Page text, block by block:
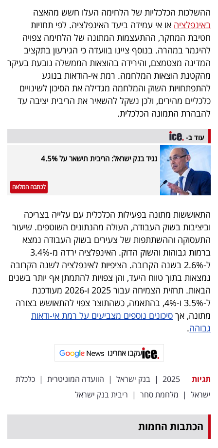
UNDER
40
שיתופי
פעולה
ניוזלטרים
מייל
אדום
פרסמו
באייס
עקבו
אחרינו:
ההשלכות הכלכליות של הלחימה העלו חשש מהאצה
באינפלציה או אי עמידה ביעד האינפלציה. לפי תחזיות
חטיבת המחקר, ההתעצמות המתונה של הלחימה צפויה
להיגמר במהרה. בנוסף ציינו בוועדה כי הגירעון בתקציב
המדינה מצטמצם, והירידה בהוצאות הממשלה נובעת בעיקר
מהקטנת הוצאות המלחמה. רמת אי-הודאות בנוגע
להתפתחויות השוק והמלחמה מגדילה את הסיכון לשינויים
כלכליים מהירים, ולכן נשקל להשאיר את הריבית יציבה עד
להבהרת התמונה הכלכלית.
עוד ב-
נגיד בנק ישראל: הריבית תישאר על 4.5%
לכתבה המלאה
התאוששות מתונה בפעילות הכלכלית עם עלייה בצריכה
וביציבות בשוק העבודה, העולה מהנתונים השוטפים. שיעור
התעסוקה וההשתתפות של צעירים בשוק העבודה נמצא
ברמות גבוהות והשוק הדוק. האינפלציה ירדה מ-3.4%
ל-2.6% בשנה הקרובה. הציפיות לאינפלציה לשנה הקרובה
נמצאות בתוך טווח היעד, והן צפויות להתמתן אף יותר בשנים
הבאות. תחזית הצמיחה עבור 2025 ו-2026 מעודכנת
ל-3.5% ו-4%, בהתאמה, כשהתוצר צפוי להתאושש בצורה
מתונה, אך סיכונים נוספים מצביעים על רמת אי-ודאות
גבוהה.
עקבו אחרינו
תגיות 2025
| בנק ישראל | הוועדה המוניטרית | כלכלת
ישראל | מלחמת סחר | ריבית בנק ישראל
הכתבות החמות